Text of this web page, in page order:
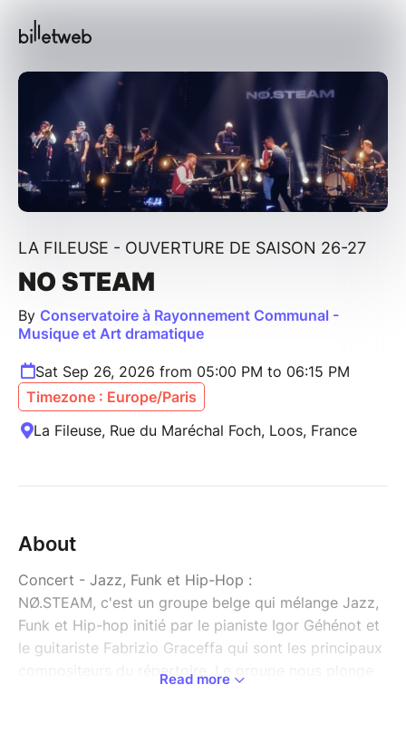
LA FILEUSE - OUVERTURE DE SAISON 26-27
NO STEAM
By Conservatoire à Rayonnement Communal -
Musique et Art dramatique
Sat Sep 26, 2026 from 05:00 PM to 06:15 PM
Timezone : Europe/Paris
La Fileuse, Rue du Maréchal Foch, Loos, France
About
Concert - Jazz, Funk et Hip-Hop :
NØ.STEAM, c'est un groupe belge qui mélange Jazz,
Funk et Hip-hop initié par le pianiste Igor Géhénot et
le guitariste Fabrizio Graceffa qui sont les principaux
compositeurs du répertoire. Le groupe nous plonge
Read more